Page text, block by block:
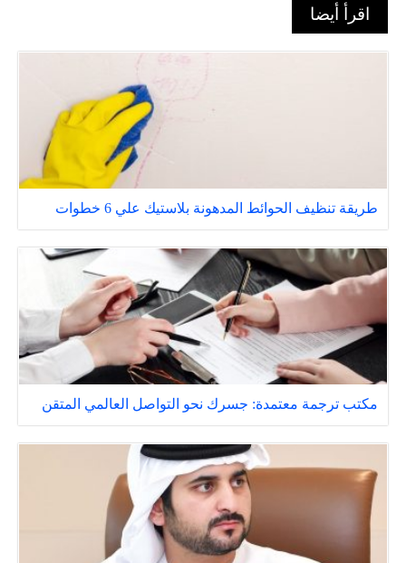
اقرأ أيضا
طريقة تنظيف الحوائط المدهونة بلاستيك علي 6 خطوات
مكتب ترجمة معتمدة: جسرك نحو التواصل العالمي المتقن